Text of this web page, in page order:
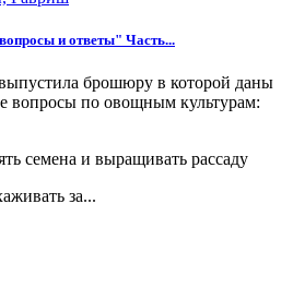
и ответы" Часть...
брошюру в которой даны
вопросы по овощным культурам:
семена и выращивать рассаду
за...